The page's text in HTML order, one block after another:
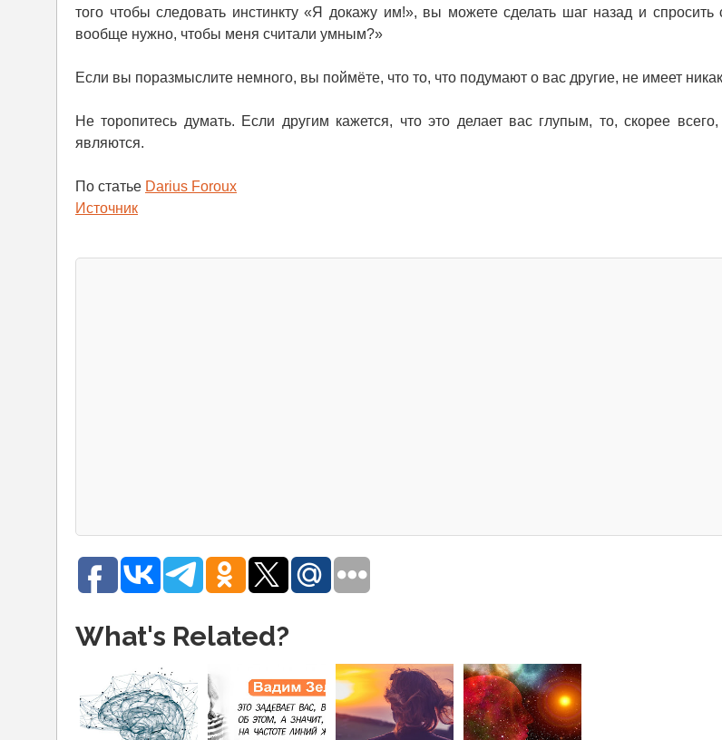
того чтобы следовать инстинкту «Я докажу им!», вы можете сделать шаг назад и
вообще нужно, чтобы меня считали умным?»
Если вы поразмыслите немного, вы поймёте, что то, что подумают о вас другие, не имеет
Не торопитесь думать. Если другим кажется, что это делает вас глупым, то, скорее
являются.
По статье Darius Foroux
Источник
What's Related?